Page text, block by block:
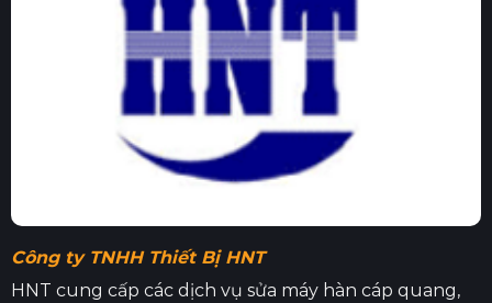
Công ty TNHH Thiết Bị HNT
HNT cung cấp các dịch vụ sửa máy hàn cáp quang,